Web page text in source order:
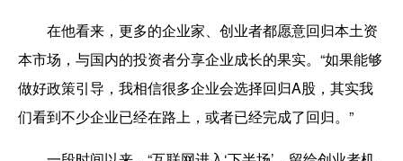
在他看来，更多的企业家、创业者都愿意回归本土资
本市场，与国内的投资者分享企业成长的果实。“如果能够
做好政策引导，我相信很多企业会选择回归A股，其实我
们看到不少企业已经在路上，或者已经完成了回归。”